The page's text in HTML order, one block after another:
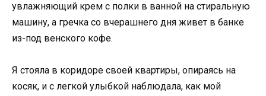
увлажняющий крем с полки в ванной на стиральную
машину, а гречка со вчерашнего дня живет в банке
из-под венского кофе.
Я стояла в коридоре своей квартиры, опираясь на
косяк, и с легкой улыбкой наблюдала, как мой